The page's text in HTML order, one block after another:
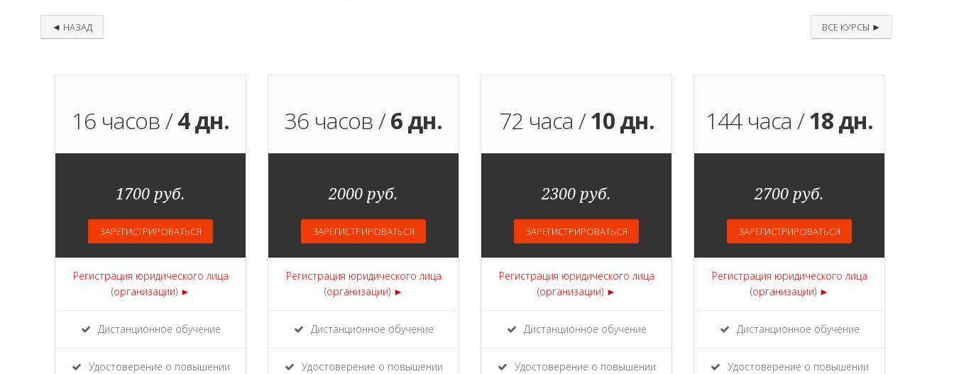
◄ НАЗАД ВСЕ КУРСЫ ►
16 часов /4 дн.
1700 руб.
ЗАРЕГИСТРИРОВАТЬСЯ
Регистрация юридического лица
(организации) ►
Дистанционное обучение
Удостоверение о повышении
36 часов /6 дн.
2000 руб.
ЗАРЕГИСТРИРОВАТЬСЯ
Регистрация юридического лица
(организации) ►
Дистанционное обучение
Удостоверение о повышении
72 часа /10 дн.
2300 руб.
ЗАРЕГИСТРИРОВАТЬСЯ
Регистрация юридического лица
(организации) ►
Дистанционное обучение
Удостоверение о повышении
144 часа /18 дн.
2700 руб.
ЗАРЕГИСТРИРОВАТЬСЯ
Регистрация юридического лица
(организации) ►
Дистанционное обучение
Удостоверение о повышении